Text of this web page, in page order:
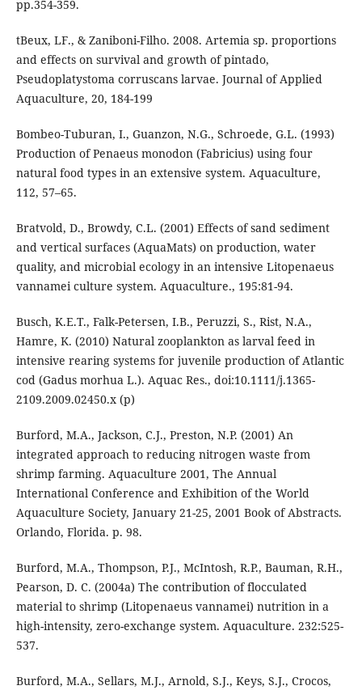
pp.354-359.
tBeux, LF., & Zaniboni-Filho. 2008. Artemia sp. proportions
and effects on survival and growth of pintado,
Pseudoplatystoma corruscans larvae. Journal of Applied
Aquaculture, 20, 184-199
Bombeo-Tuburan, I., Guanzon, N.G., Schroede, G.L. (1993)
Production of Penaeus monodon (Fabricius) using four
natural food types in an extensive system. Aquaculture,
112, 57–65.
Bratvold, D., Browdy, C.L. (2001) Effects of sand sediment
and vertical surfaces (AquaMats) on production, water
quality, and microbial ecology in an intensive Litopenaeus
vannamei culture system. Aquaculture., 195:81-94.
Busch, K.E.T., Falk-Petersen, I.B., Peruzzi, S., Rist, N.A.,
Hamre, K. (2010) Natural zooplankton as larval feed in
intensive rearing systems for juvenile production of Atlantic
cod (Gadus morhua L.). Aquac Res., doi:10.1111/j.1365-
2109.2009.02450.x (p)
Burford, M.A., Jackson, C.J., Preston, N.P. (2001) An
integrated approach to reducing nitrogen waste from
shrimp farming. Aquaculture 2001, The Annual
International Conference and Exhibition of the World
Aquaculture Society, January 21-25, 2001 Book of Abstracts.
Orlando, Florida. p. 98.
Burford, M.A., Thompson, P.J., McIntosh, R.P., Bauman, R.H.,
Pearson, D. C. (2004a) The contribution of flocculated
material to shrimp (Litopenaeus vannamei) nutrition in a
high-intensity, zero-exchange system. Aquaculture. 232:525-
537.
Burford, M.A., Sellars, M.J., Arnold, S.J., Keys, S.J., Crocos,